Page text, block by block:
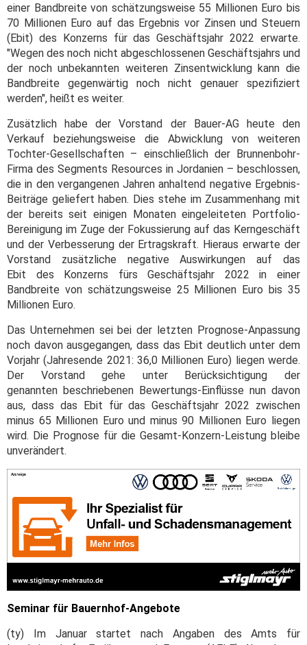
einer Bandbreite von schätzungsweise 55 Millionen Euro bis
70 Millionen Euro auf das Ergebnis vor Zinsen und Steuern
(Ebit) des Konzerns für das Geschäftsjahr 2022 erwarte.
"Wegen des noch nicht abgeschlossenen Geschäftsjahrs und
der noch unbekannten weiteren Zinsentwicklung kann die
Bandbreite gegenwärtig noch nicht genauer spezifiziert
werden", heißt es weiter.
Zusätzlich habe der Vorstand der Bauer-AG heute den
Verkauf beziehungsweise die Abwicklung von weiteren
Tochter-Gesellschaften – einschließlich der Brunnenbohr-
Firma des Segments Resources in Jordanien – beschlossen,
die in den vergangenen Jahren anhaltend negative Ergebnis-
Beiträge geliefert haben. Dies stehe im Zusammenhang mit
der bereits seit einigen Monaten eingeleiteten Portfolio-
Bereinigung im Zuge der Fokussierung auf das Kerngeschäft
und der Verbesserung der Ertragskraft. Hieraus erwarte der
Vorstand zusätzliche negative Auswirkungen auf das
Ebit des Konzerns fürs Geschäftsjahr 2022 in einer
Bandbreite von schätzungsweise 25 Millionen Euro bis 35
Millionen Euro.
Das Unternehmen sei bei der letzten Prognose-Anpassung
noch davon ausgegangen, dass das Ebit deutlich unter dem
Vorjahr (Jahresende 2021: 36,0 Millionen Euro) liegen werde.
Der Vorstand gehe unter Berücksichtigung der
genannten beschriebenen Bewertungs-Einflüsse nun davon
aus, dass das Ebit für das Geschäftsjahr 2022 zwischen
minus 65 Millionen Euro und minus 90 Millionen Euro liegen
wird. Die Prognose für die Gesamt-Konzern-Leistung bleibe
unverändert.
Seminar für Bauernhof-Angebote
(ty) Im Januar startet nach Angaben des Amts für